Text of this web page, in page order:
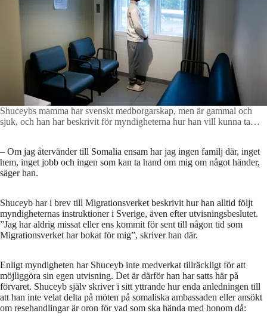
Shuceybs mamma har svenskt medborgarskap, men är gammal och
sjuk, och han har beskrivit för myndigheterna hur han vill kunna ta
till Migrationsverket.Foto: Anders Deros
– Om jag återvänder till Somalia ensam har jag ingen familj där, inget
hem, inget jobb och ingen som kan ta hand om mig om något händer,
säger han.
Shuceyb har i brev till Migrationsverket beskrivit hur han alltid följt
myndigheternas instruktioner i Sverige, även efter utvisningsbeslutet.
”Jag har aldrig missat eller ens kommit för sent till någon tid som
Migrationsverket har bokat för mig”, skriver han där.
Enligt myndigheten har Shuceyb inte medverkat tillräckligt för att
möjliggöra sin egen utvisning. Det är därför han har satts här på
förvaret. Shuceyb själv skriver i sitt yttrande hur enda anledningen till
att han inte velat delta på möten på somaliska ambassaden eller ansökt
om resehandlingar är oron för vad som ska hända med honom då: